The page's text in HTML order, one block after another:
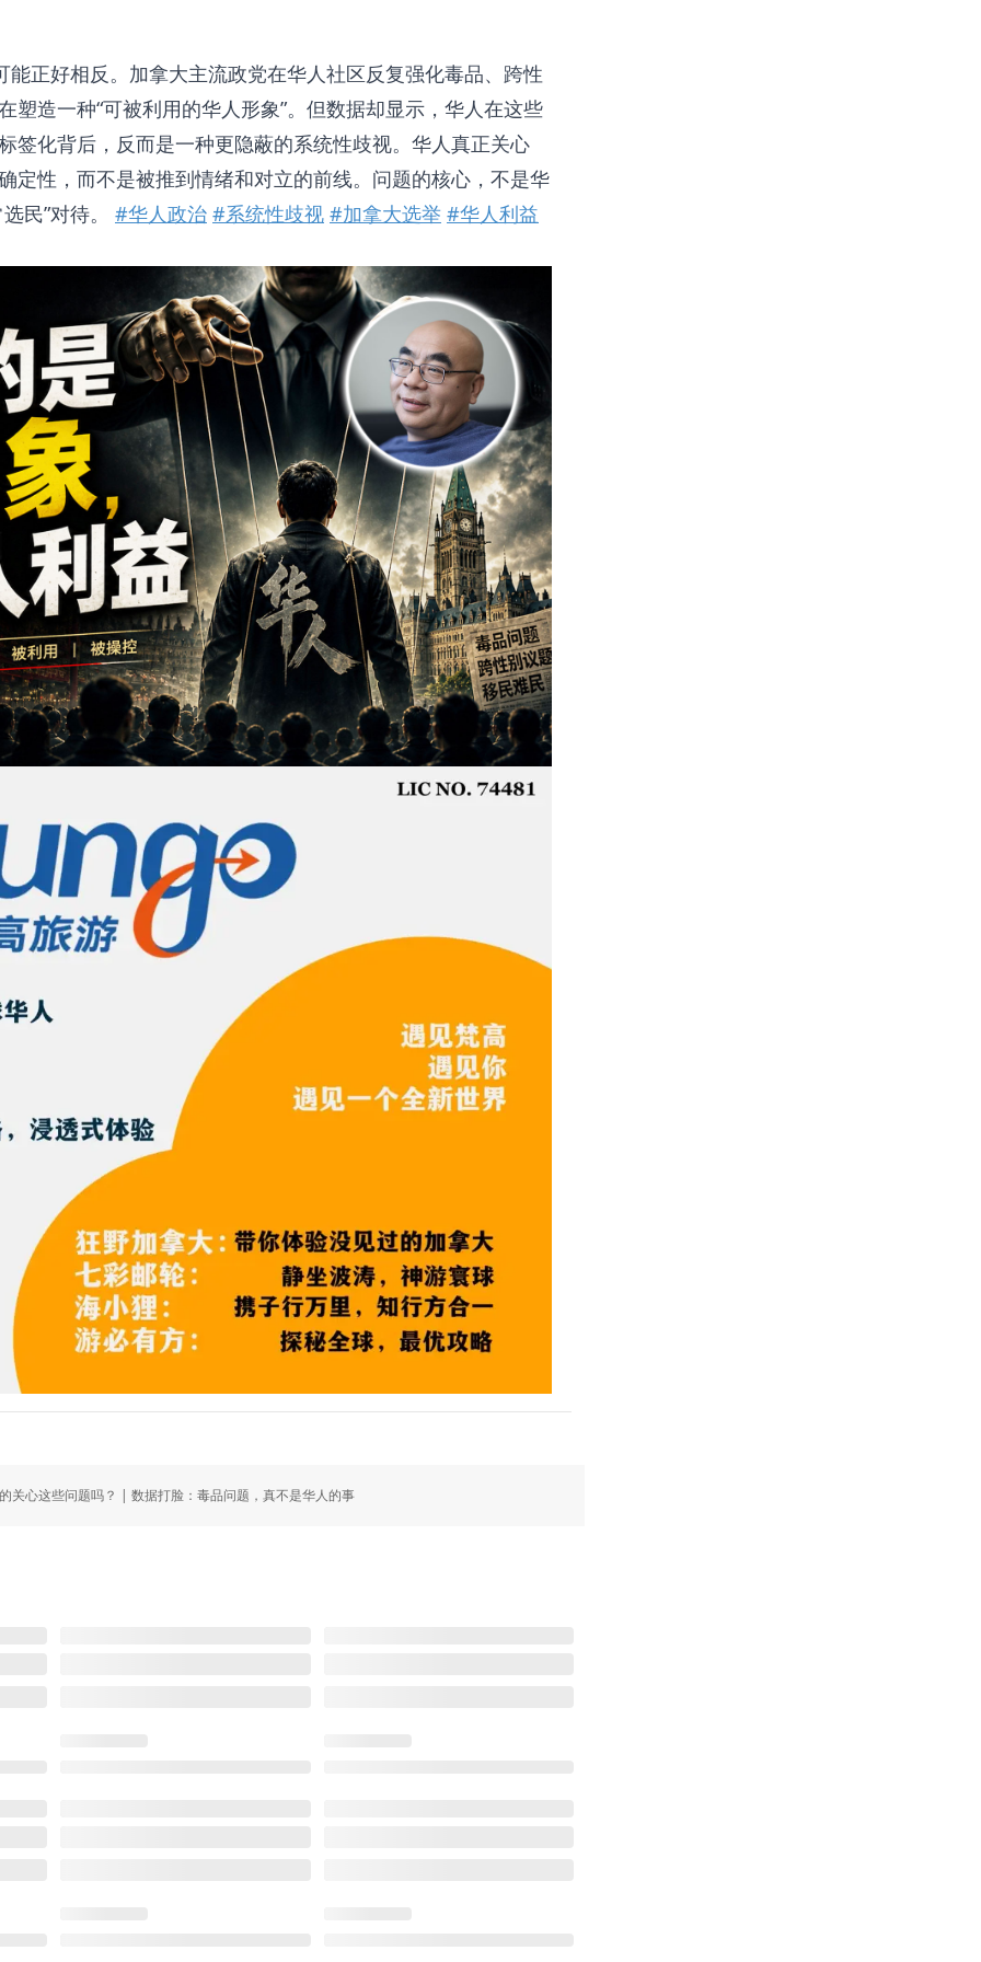
能正好相反。加拿大主流政党在华人社区反复强化毒品、跨性
塑造一种“可被利用的华人形象”。但数据却显示，华人在这些
签化背后，反而是一种更隐蔽的系统性歧视。华人真正关心
定性，而不是被推到情绪和对立的前线。问题的核心，不是华
民”对待。 #华人政治 #系统性歧视 #加拿大选举 #华人利益
关心这些问题吗？ | 数据打脸：毒品问题，真不是华人的事